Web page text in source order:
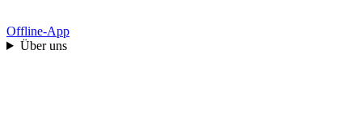
Offline-App
Über uns